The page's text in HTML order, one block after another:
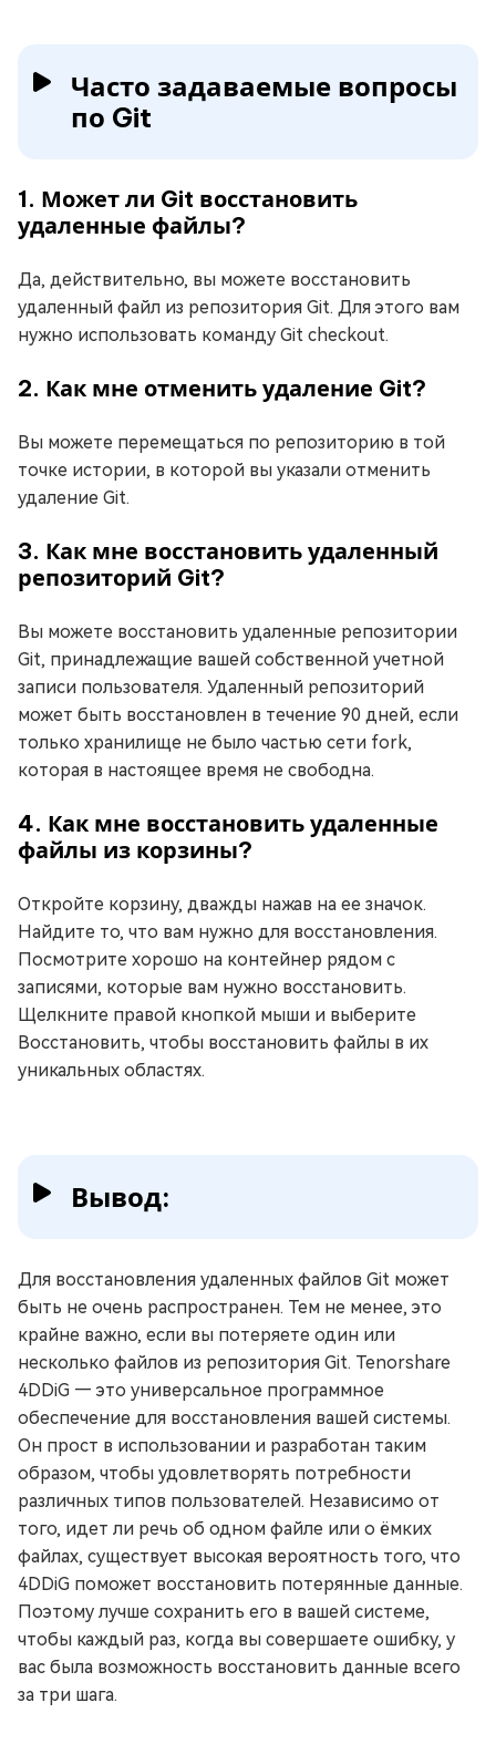
Часто задаваемые вопросы
по Git
1. Может ли Git восстановить
удаленные файлы?
Да, действительно, вы можете восстановить
удаленный файл из репозитория Git. Для этого вам
нужно использовать команду Git checkout.
2. Как мне отменить удаление Git?
Вы можете перемещаться по репозиторию в той
точке истории, в которой вы указали отменить
удаление Git.
3. Как мне восстановить удаленный
репозиторий Git?
Вы можете восстановить удаленные репозитории
Git, принадлежащие вашей собственной учетной
записи пользователя. Удаленный репозиторий
может быть восстановлен в течение 90 дней, если
только хранилище не было частью сети fork,
которая в настоящее время не свободна.
4. Как мне восстановить удаленные
файлы из корзины?
Откройте корзину, дважды нажав на ее значок.
Найдите то, что вам нужно для восстановления.
Посмотрите хорошо на контейнер рядом с
записями, которые вам нужно восстановить.
Щелкните правой кнопкой мыши и выберите
Восстановить, чтобы восстановить файлы в их
уникальных областях.
Вывод:
Для восстановления удаленных файлов Git может
быть не очень распространен. Тем не менее, это
крайне важно, если вы потеряете один или
несколько файлов из репозитория Git. Tenorshare
4DDiG — это универсальное программное
обеспечение для восстановления вашей системы.
Он прост в использовании и разработан таким
образом, чтобы удовлетворять потребности
различных типов пользователей. Независимо от
того, идет ли речь об одном файле или о ёмких
файлах, существует высокая вероятность того, что
4DDiG поможет восстановить потерянные данные.
Поэтому лучше сохранить его в вашей системе,
чтобы каждый раз, когда вы совершаете ошибку, у
вас была возможность восстановить данные всего
за три шага.